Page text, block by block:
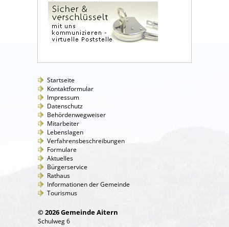
Startseite
Kontaktformular
Impressum
Datenschutz
Behördenwegweiser
Mitarbeiter
Lebenslagen
Verfahrensbeschreibungen
Formulare
Aktuelles
Bürgerservice
Rathaus
Informationen der Gemeinde
Tourismus
© 2026 Gemeinde Aitern
Schulweg 6